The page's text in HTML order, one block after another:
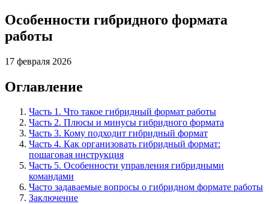
Особенности гибридного формата
работы
17 февраля 2026
Оглавление
Часть 1. Что такое гибридный формат работы
Часть 2. Плюсы и минусы гибридного формата
Часть 3. Кому подходит гибридный формат
Часть 4. Как организовать гибридный формат:
пошаговая инструкция
Часть 5. Особенности управления гибридными
командами
Часто задаваемые вопросы о гибридном формате работы
Заключение